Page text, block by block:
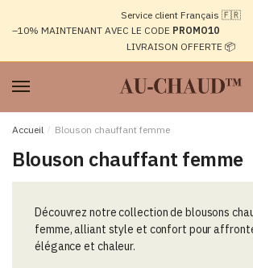
navigation
Service client Français 🇫🇷
–10% MAINTENANT AVEC LE CODE PROMO10
LIVRAISON OFFERTE 📦
Accueil / Blouson chauffant femme
Blouson chauffant femme
Découvrez notre collection de blousons
femme, alliant style et confort pour
élégance et chaleur.